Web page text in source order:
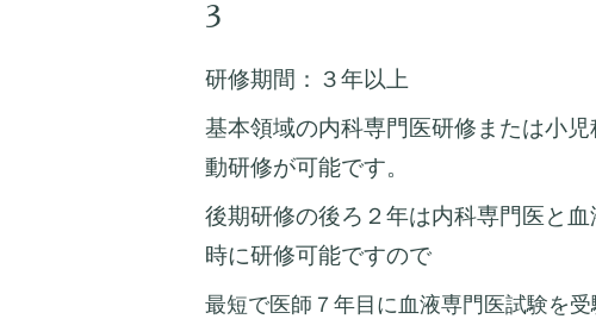
3
研修期間：３年以上
基本領域の内科専門医研修または小
動研修が可能です。
後期研修の後ろ２年は内科専門医と血
時に研修可能ですので
最短で医師７年目に血液専門医試験を受